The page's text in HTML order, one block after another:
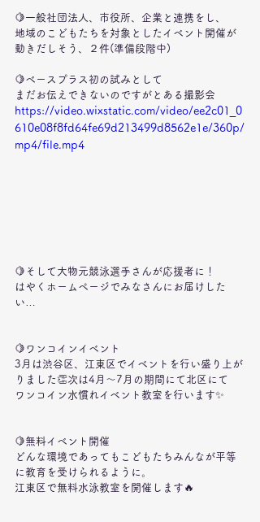
🍋一般社団法人、市役所、企業と連携をし、
地域のこどもたちを対象としたイベント開催が
動きだしそう、２件(準備段階中)
🍋ベースプラス初の試みとして
まだお伝えできないのですがとある撮影会
https://video.wixstatic.com/video/ee2c01_0
610e08f8fd64fe69d213499d8562e1e/360p/
mp4/file.mp4
🍋そして大物元競泳選手さんが応援者に！
はやくホームページでみなさんにお届けした
い…
🍋ワンコインイベント
3月は渋谷区、江東区でイベントを行い盛り上が
りました👏次は4月〜7月の期間にて北区にて
ワンコイン水慣れイベント教室を行います✨
🍋無料イベント開催
どんな環境であってもこどもたちみんなが平等
に教育を受けられるように。
江東区で無料水泳教室を開催します🔥